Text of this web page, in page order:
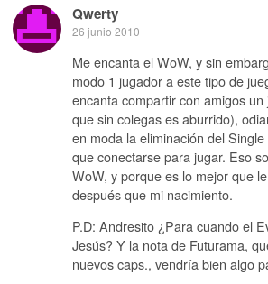
Qwerty
26 junio 2010
Me encanta el WoW, y sin
modo 1 jugador a este tipo de
encanta compartir con amigos
que sin colegas es aburrido),
en moda la eliminación del
que conectarse para jugar. Eso
WoW, y porque es lo mejor que
después que mi nacimiento.
P.D: Andresito ¿Para cuando el
Jesús? Y la nota de Futurama,
nuevos caps., vendría bien algo